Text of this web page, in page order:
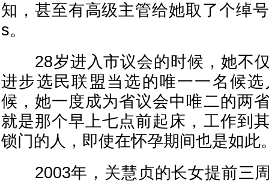
知，甚至有高级主管给她取了个绰
s。
28岁进入市议会的时候，她不仅
进步选民联盟当选的唯一一名候
候，她一度成为省议会中唯二的两
就是那个早上七点前起床，工作到
锁门的人，即使在怀孕期间也是如此
2003年，关慧贞的长女提前三